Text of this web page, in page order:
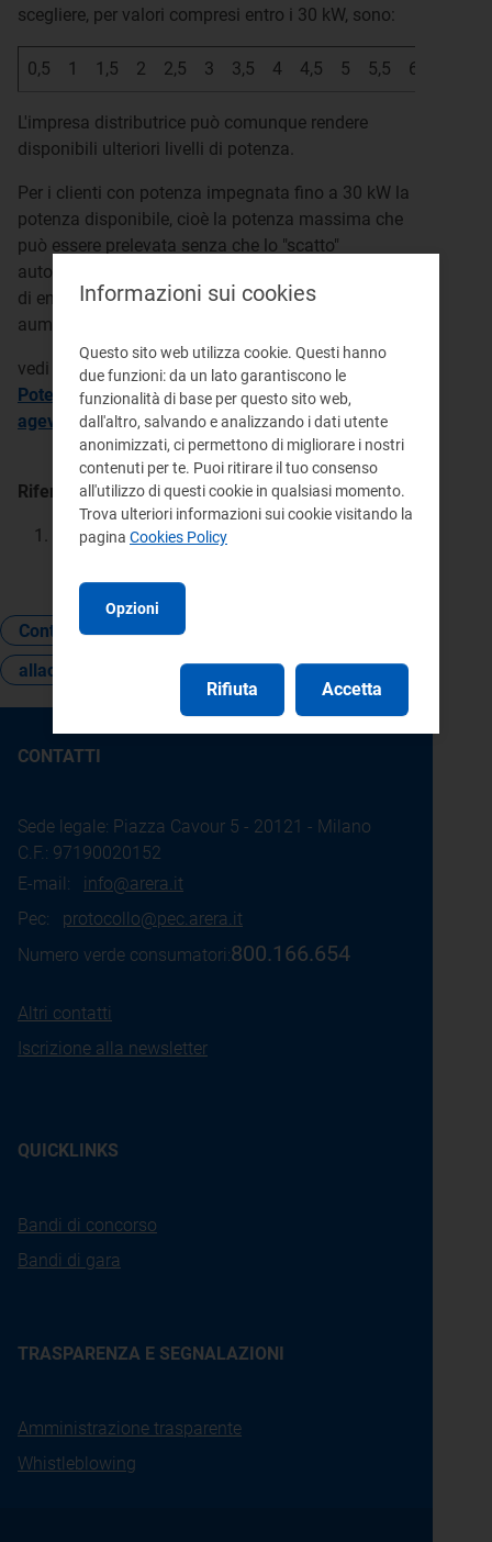
scegliere, per valori compresi entro i 30 kW, sono:
0,5 1 1,5 2 2,5 3 3,5 4 4,5 5 5,5 6
L'impresa distributrice può comunque rendere
disponibili ulteriori livelli di potenza.
Per i clienti con potenza impegnata fino a 30 kW la
potenza disponibile, cioè la potenza massima che
può essere prelevata senza che lo "scatto"
automatico del contatore interrompa l'erogazione
di energia, corrisponde alla potenza impegnata
aumentata almeno del 10%.
vedi anche:
Potenza del contatore: maggiore scelta e
agevolazioni per i clienti domestici
Riferimenti:
Atto 616/2023/R/eelAllegato A (TIT), articolo
Contratto
Potenza impegnata
allacciamento
CONTATTI
Sede legale: Piazza Cavour 5 - 20121 - Milano
C.F.: 97190020152
E-mail: info@arera.it
Pec: protocollo@pec.arera.it
Numero verde consumatori:800.166.654
Altri contatti
Iscrizione alla newsletter
QUICKLINKS
Bandi di concorso
Bandi di gara
TRASPARENZA E SEGNALAZIONI
Amministrazione trasparente
Whistleblowing
Informazioni sui cookies
Questo sito web utilizza cookie. Questi hanno
due funzioni: da un lato garantiscono le
funzionalità di base per questo sito web,
dall'altro, salvando e analizzando i dati utente
anonimizzati, ci permettono di migliorare i nostri
contenuti per te. Puoi ritirare il tuo consenso
all'utilizzo di questi cookie in qualsiasi momento.
Trova ulteriori informazioni sui cookie visitando la
pagina Cookies Policy
Opzioni
Rifiuta Accetta